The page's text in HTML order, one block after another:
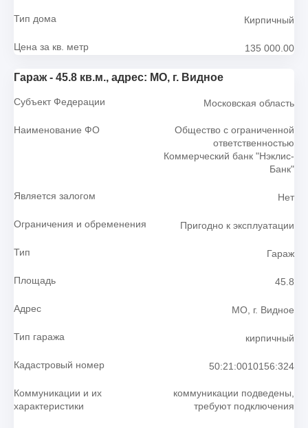
Тип дома Кирпичный
Цена за кв. метр 135 000.00
Гараж - 45.8 кв.м., адрес: МО, г. Видное
Субъект Федерации Московская область
Наименование ФО
Общество с ограниченной
ответственностью
Коммерческий банк "Нэклис-
Банк"
Является залогом Нет
Ограничения и обременения Пригодно к эксплуатации
Тип Гараж
Площадь 45.8
Адрес МО, г. Видное
Тип гаража кирпичный
Кадастровый номер 50:21:0010156:324
Коммуникации и их
характеристики
коммуникации подведены,
требуют подключения